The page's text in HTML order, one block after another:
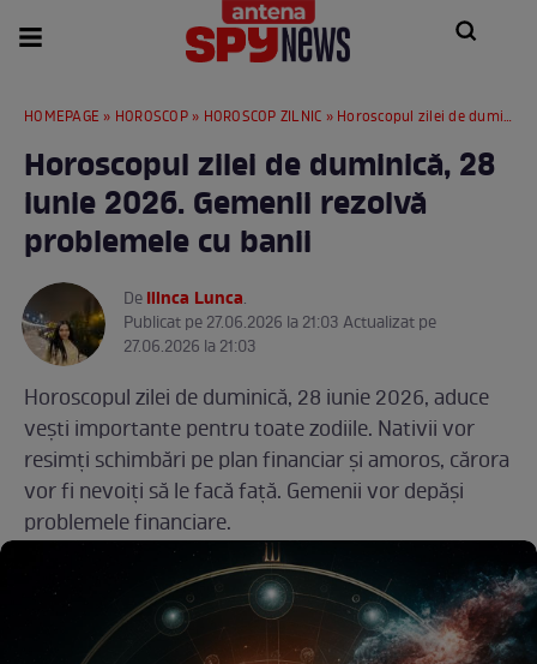
HOMEPAGE » HOROSCOP» HOROSCOP ZILNIC » Horoscopul zilei de duminică, 28 iunie 2026. Gemenii rezolvă problemele cu banii
Horoscopul zilei de duminică, 28
iunie 2026. Gemenii rezolvă
problemele cu banii
DeIlinca Lunca.
Publicat pe 27.06.2026 la 21:03 Actualizat pe
27.06.2026 la 21:03
Horoscopul zilei de duminică, 28 iunie 2026, aduce
vești importante pentru toate zodiile. Nativii vor
resimți schimbări pe plan financiar și amoros, cărora
vor fi nevoiți să le facă față. Gemenii vor depăși
problemele financiare.